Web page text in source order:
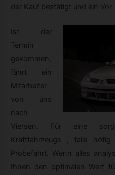
der Kauf bestätigt und ein
Ist der
Termin
gekommen,
fährt ein
Mitarbeiter
von uns
nach
Viersen. Für eine
Kraftfahrzeugs , falls
Probefahrt. Wenn alles
Ihnen den optimalen Wert